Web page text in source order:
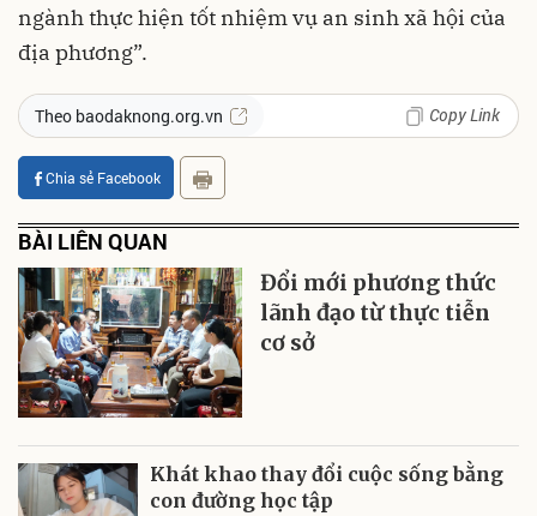
ngành thực hiện tốt nhiệm vụ an sinh xã hội của
địa phương”.
Theo baodaknong.org.vn Copy Link
Chia sẻ Facebook
BÀI LIÊN QUAN
Đổi mới phương thức
lãnh đạo từ thực tiễn
cơ sở
Khát khao thay đổi cuộc sống bằng
con đường học tập